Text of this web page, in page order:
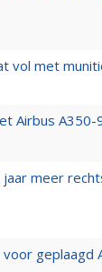
vol met
Airbus A350-
meer
geplaagd